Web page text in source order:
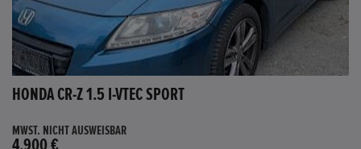
HONDA CR-Z 1.5 I-VTEC SPORT
MWST. NICHT AUSWEISBAR